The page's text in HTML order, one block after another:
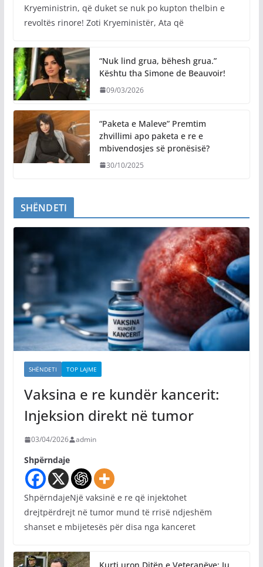
Kryeministrin, që duket se nuk po kupton thelbin e
revoltës rinore! Zoti Kryeministër, Ata që
“Nuk lind grua, bëhesh grua.”
Kështu tha Simone de Beauvoir!
09/03/2026
“Paketa e Maleve” Premtim
zhvillimi apo paketa e re e
mbivendosjes së pronësisë?
30/10/2025
SHËNDETI
SHËNDETI TOP LAJME
Vaksina e re kundër kancerit:
Injeksion direkt në tumor
03/04/2026 admin
Shpërndaje
ShpërndajeNjë vaksinë e re që injektohet
drejtpërdrejt në tumor mund të rrisë ndjeshëm
shanset e mbijetesës për disa nga kanceret